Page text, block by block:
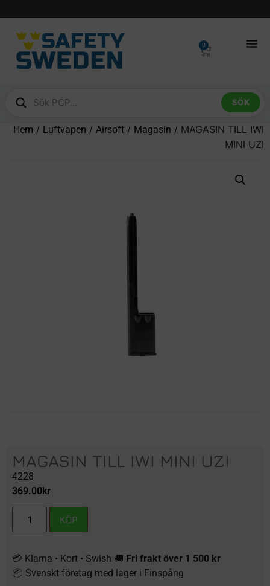
0
SÖK
Hem / Luftvapen / Airsoft / Magasin / MAGASIN TILL IWI
MINI UZI
MAGASIN TILL IWI MINI UZI
4228
369.00kr
KÖP
💳 Klarna • Kort • Swish 🚚 Fri frakt över 1 500 kr
📦 Svenskt företag med lager i Finspång